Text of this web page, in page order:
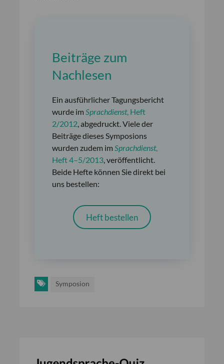
Beiträge zum
Nachlesen
Ein ausführlicher Tagungsbericht
wurde im Sprachdienst, Heft
2/2012, abgedruckt. Viele der
Beiträge dieses Symposions
wurden zudem im Sprachdienst,
Heft 4–5/2013, veröffentlicht.
Beide Hefte können Sie direkt bei
uns bestellen:
Heft bestellen
Symposion